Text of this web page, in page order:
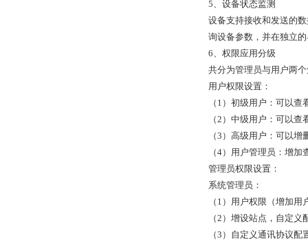
5、设备状态监测
设备支持接收和发送的
询设备参数，并在独立
6、权限应用分级
共分为管理员与用户两
用户权限设置：
（1）初级用户：可以查
（2）中级用户：可以
（3）高级用户：可以
（4）用户管理员：增
管理员权限设置：
系统管理员：
（1）用户权限（增加用
（2）增设站点，自定
（3）自定义通讯协议配